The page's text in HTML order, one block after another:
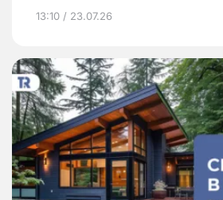
13:10 / 23.07.26